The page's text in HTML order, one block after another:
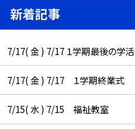
新着記事
7/17( 金 ) 7/17 １学期最後の学活
7/17( 金 ) 7/17 １学期終業式
7/15( 水 ) 7/15 福祉教室